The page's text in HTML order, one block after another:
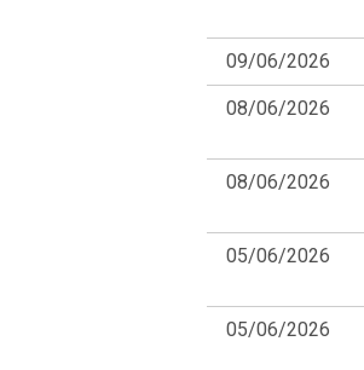
09/06/2026
08/06/2026
08/06/2026
05/06/2026
05/06/2026